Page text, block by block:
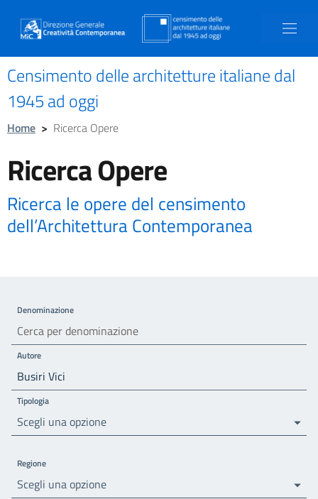
Censimento delle architetture italiane dal
1945 ad oggi
Home > Ricerca Opere
Ricerca Opere
Ricerca le opere del censimento
dell’Architettura Contemporanea
Denominazione
Autore
Tipologia
Scegli una opzione
Regione
Scegli una opzione